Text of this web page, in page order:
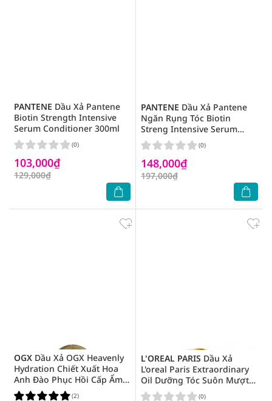
PANTENE Dầu Xả Pantene
Biotin Strength Intensive
Serum Conditioner 300ml
103,000₫
129,000₫
(0)
PANTENE Dầu Xả Pantene
Ngăn Rụng Tóc Biotin
Streng Intensive Serum
Conditioner 480ml
148,000₫
197,000₫
(0)
OGX Dầu Xả OGX Heavenly
Hydration Chiết Xuất Hoa
Anh Đào Phục Hồi Cấp Ẩm
Cho Tóc 385ml (2)
L'OREAL PARIS Dầu Xả
L'oreal Paris Extraordinary
Oil Dưỡng Tóc Suôn Mượt
440ml
(0)